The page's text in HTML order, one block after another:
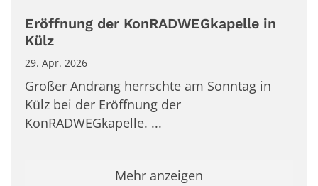
Eröffnung der KonRADWEGkapelle in
Külz
29. Apr. 2026
Großer Andrang herrschte am Sonntag in
Külz bei der Eröffnung der
KonRADWEGkapelle. ...
Mehr anzeigen